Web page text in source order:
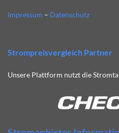
Impressum – Datenschutz
Strompreisvergleich Partner
Unsere Plattform nutzt die